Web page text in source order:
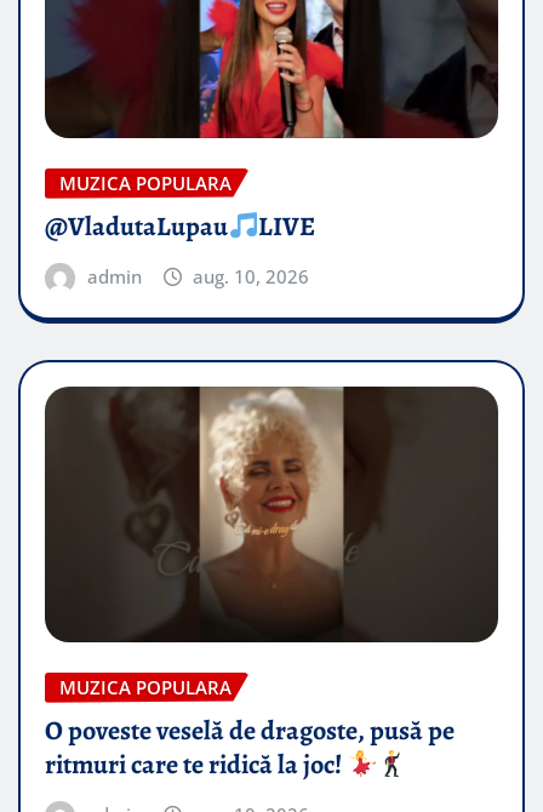
MUZICA POPULARA
@VladutaLupau LIVE
admin aug. 10, 2026
MUZICA POPULARA
O poveste veselă de dragoste, pusă pe
ritmuri care te ridică la joc!